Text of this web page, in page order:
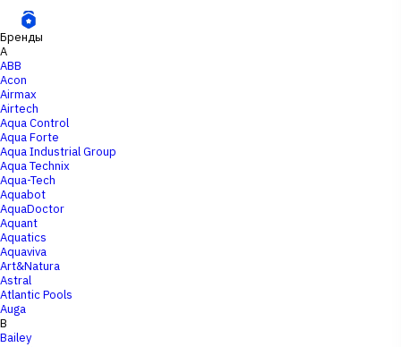
Бренды
A
ABB
Acon
Airmax
Airtech
Aqua Control
Aqua Forte
Aqua Industrial Group
Aqua Technix
Aqua-Tech
Aquabot
AquaDoctor
Aquant
Aquatics
Aquaviva
Art&Natura
Astral
Atlantic Pools
Auga
B
Bailey